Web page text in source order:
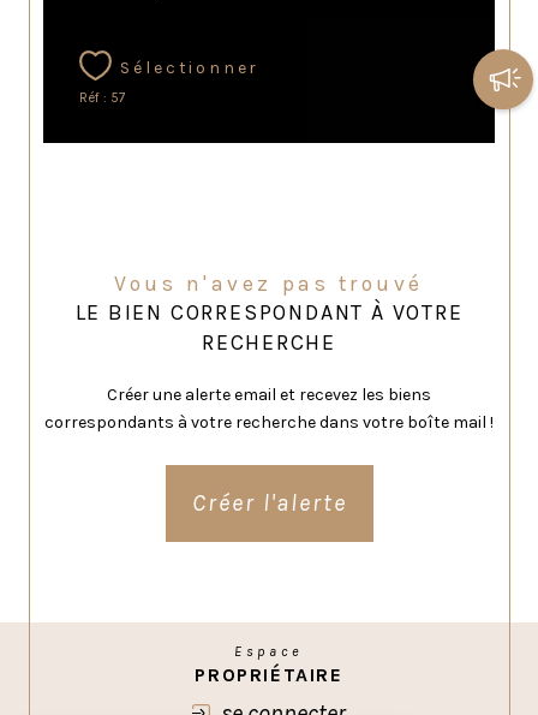
Sélectionner
Réf : 57
Vous n'avez pas trouvé
LE BIEN CORRESPONDANT À VOTRE
RECHERCHE
Créer une alerte email et recevez les biens
correspondants à votre recherche dans votre boîte mail !
Créer l'alerte
Espace
PROPRIÉTAIRE